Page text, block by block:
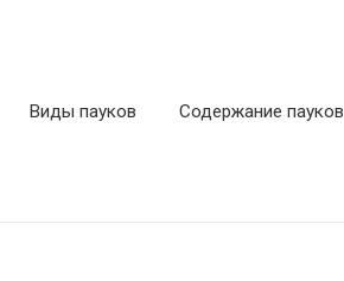
Виды пауков Содержание пауков